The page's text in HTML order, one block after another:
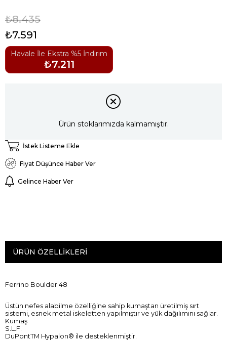
₺8.435
₺7.591
Havale İle Ekstra %5 İndirim
₺7.211
Ürün stoklarımızda kalmamıştır.
İstek Listeme Ekle
Fiyat Düşünce Haber Ver
Gelince Haber Ver
ÜRÜN ÖZELLIKLERI
Ferrino Boulder 48
Üstün nefes alabilme özelliğine sahip kumaştan üretilmiş sırt
sistemi, esnek metal iskeletten yapılmıştır ve yük dağılımını sağlar.
Kumaş
S.L.F.
DuPontTM Hypalon® ile desteklenmiştir.